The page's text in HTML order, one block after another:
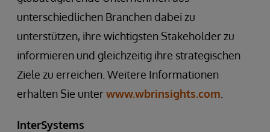
unterschiedlichen Branchen dabei zu
unterstützen, ihre wichtigsten Stakeholder zu
informieren und gleichzeitig ihre strategischen
Ziele zu erreichen. Weitere Informationen
erhalten Sie unterwww.wbrinsights.com
InterSystems